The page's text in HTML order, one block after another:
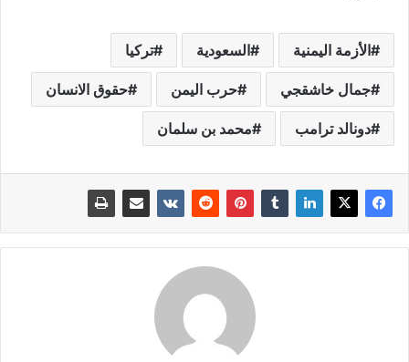
الأزمة اليمنية السعودية تركيا
جمال خاشقجي حرب اليمن حقوق الانسان
دونالد ترامب محمد بن سلمان